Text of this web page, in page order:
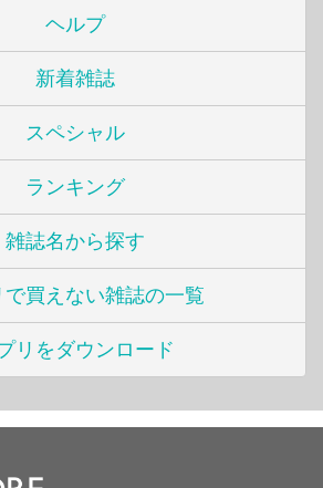
ヘルプ
新着雑誌
スペシャル
ランキング
雑誌名から探す
で買えない雑誌の一覧
リをダウンロード